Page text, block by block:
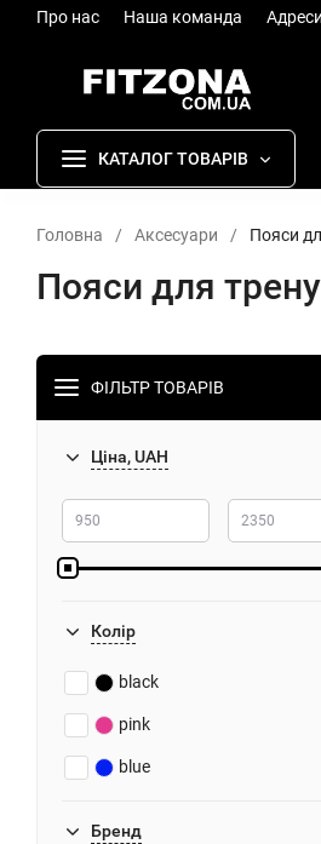
Про нас Наша команда
КАТАЛОГ ТОВАРІВ
Головна / Аксесуари / Пояси
Пояси для
ФІЛЬТР ТОВАРІВ
Ціна, UAH
Колiр
black
pink
blue
Бренд